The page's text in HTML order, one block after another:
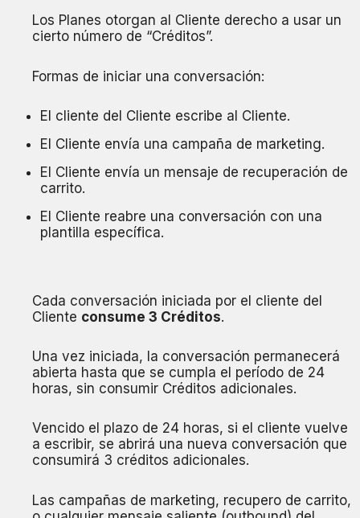
Los Planes otorgan al Cliente derecho a usar un
cierto número de “Créditos”.
Formas de iniciar una conversación:
El cliente del Cliente escribe al Cliente.
El Cliente envía una campaña de marketing.
El Cliente envía un mensaje de recuperación de
carrito.
El Cliente reabre una conversación con una
plantilla específica.
Cada conversación iniciada por el cliente del
Cliente consume 3 Créditos.
Una vez iniciada, la conversación permanecerá
abierta hasta que se cumpla el período de 24
horas, sin consumir Créditos adicionales.
Vencido el plazo de 24 horas, si el cliente vuelve
a escribir, se abrirá una nueva conversación que
consumirá 3 créditos adicionales.
Las campañas de marketing, recupero de carrito,